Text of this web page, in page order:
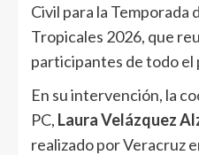
Civil para la Temporada
Tropicales 2026, que
participantes de todo el
En su intervención, la
PC, Laura Velázquez
realizado por Veracruz